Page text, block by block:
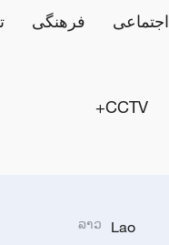
اجتماعی فرهنگی
CCTV+
Lao
ລາວ